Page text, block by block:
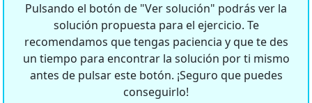
Pulsando el botón de "Ver solución" podrás ver la
solución propuesta para el ejercicio. Te
recomendamos que tengas paciencia y que te des
un tiempo para encontrar la solución por ti mismo
antes de pulsar este botón. ¡Seguro que puedes
conseguirlo!